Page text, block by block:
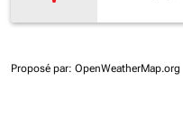
Proposé par: OpenWeatherMap.org